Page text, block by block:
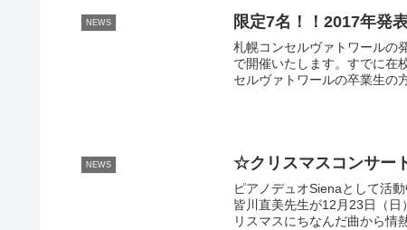
NEWS 限定7名！！2017年発
札幌コンセルヴァトワールの
で開催いたします。すでに在
セルヴァトワールの卒業生の
NEWS ☆クリスマスコンサー
ピアノデュオSienaとして活
皆川直美先生が12月23日（
リスマスにちなんだ曲から情